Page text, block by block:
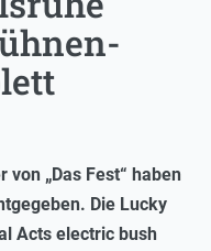
„Das Fest“ haben
Die Lucky
Acts electric bush